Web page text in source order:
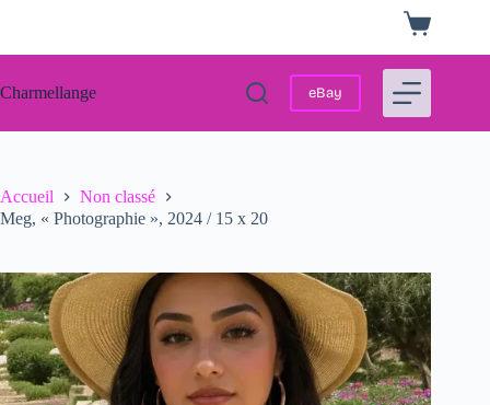
Panier
d’achat
Charmellange eBay
Accueil
Non classé
Meg, « Photographie », 2024 / 15 x 20